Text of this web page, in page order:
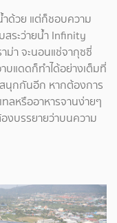
ด้วย แต่ก็ชอบความ
สระว่ายน้ำ Infinity
ม่า จะนอนแช่จากุซซี่
บแดดก็ทำได้อย่างเต็มที่
สนุกกันอีก หากต้องการ
ลหรืออาหารจานง่ายๆ
งบรรยายว่าบนความ